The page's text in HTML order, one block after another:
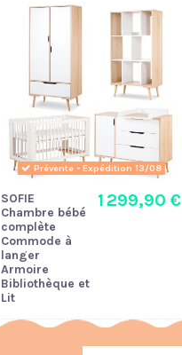
Prévente - Expédition 13/08
SOFIE
Chambre bébé
complète
Commode à
langer
Armoire
Bibliothèque et
Lit
1 299,90 €